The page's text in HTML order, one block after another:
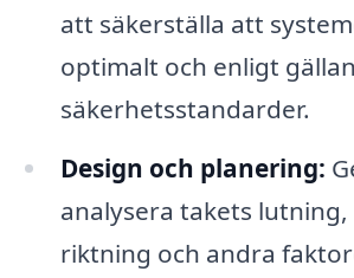
att säkerställa att
optimalt och enligt
säkerhetsstandarder.
Design och planering:
analysera takets lutning,
riktning och andra